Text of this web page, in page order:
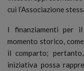
cui l’Associazione
I finanziamenti per
momento storico,
il comparto;
iniziativa possa